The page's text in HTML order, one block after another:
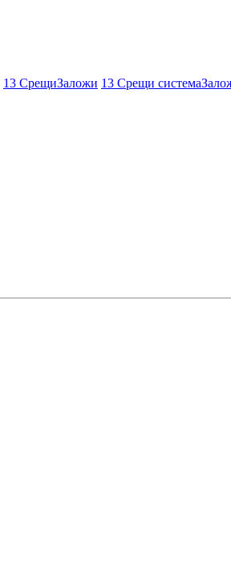
13 СрещиЗаложи 13 Срещи система